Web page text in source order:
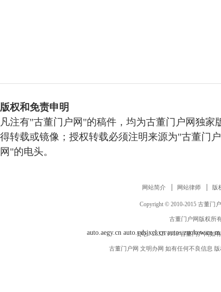
版权和免责申明
凡注有"古董门户网"的稿件，均为古董门户网独家
得转载或镜像；授权转载必须注明来源为"古董门
网"的电头。
网站简介 网站律师 版
Copyright © 2010-2015 古董门
古董门户网版权所
QQ：283271118古董门户网如
古董门户网 文明办网 如有任何不良信息
auto.aegy.cn auto.ydsjxcl.cn autos.zuokew.cn